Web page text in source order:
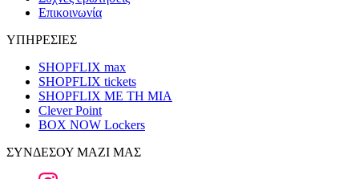
Επικοινωνία
ΥΠΗΡΕΣΙΕΣ
SHOPFLIX max
SHOPFLIX tickets
SHOPFLIX ΜΕ ΤΗ ΜΙΑ
Clever Point
BOX NOW Lockers
ΣΥΝΔΕΣΟΥ ΜΑΖΙ ΜΑΣ